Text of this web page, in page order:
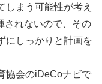
しまう可能性が考え
されないので、その
にしっかりと計画を
協会のiDeCoナビで